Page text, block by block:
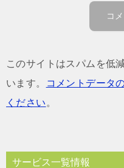
このサイトはスパムを低
います。
コメントデータ
ください 。
サービス一覧情報